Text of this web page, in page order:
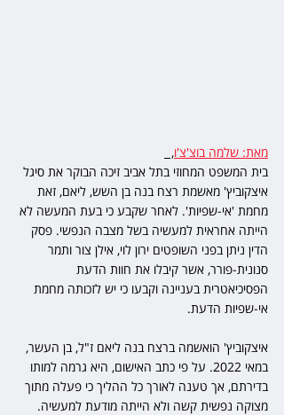
מאת: שלמה בוצ'צ'ו,
בית המשפט המחוזי בתל אביב זיכה הבוקר את סיגל
איצקוביץ' מאשמת רצח בנה בן השש, ליאם, זאת
מחמת 'אי-שפיות'. לאחר שקבע כי בעת המעשה לא
הייתה אחראית למעשיה בשל מצבה הנפשי. פסק
הדין ניתן בפני השופטים ירון לוי, אילן צור ותמר
סנונית-פורר, אשר קיבלו את חוות הדעת
הפסיכיאטרית בעניינה וקבעו כי יש לזכותה מחמת
אי-שפיות הדעת.
איצקוביץ' הואשמה ברצח בנה ליאם ז"ל, בן העשר,
במאי 2022. על פי כתב האישום, היא גרמה למותו
בדירתם, אך טענה לאורך כל ההליך כי פעלה מתוך
מצוקה נפשית קשה ולא הייתה מודעת למעשיה.